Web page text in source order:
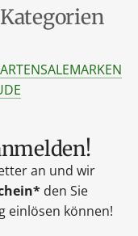
Kategorien
SALEMARKEN
DE
an und wir
den Sie
einlösen können!